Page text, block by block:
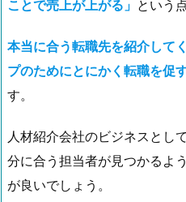
ことで売上が上がる」 という
本当に合う転職先を紹介して
プのためにとにかく転職を促
す。
人材紹介会社のビジネスとし
分に合う担当者が見つかるよ
が良いでしょう。